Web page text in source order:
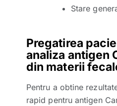
Stare
Pregatirea
analiza antigen
din materii
Pentru a obtine
rapid pentru antigen